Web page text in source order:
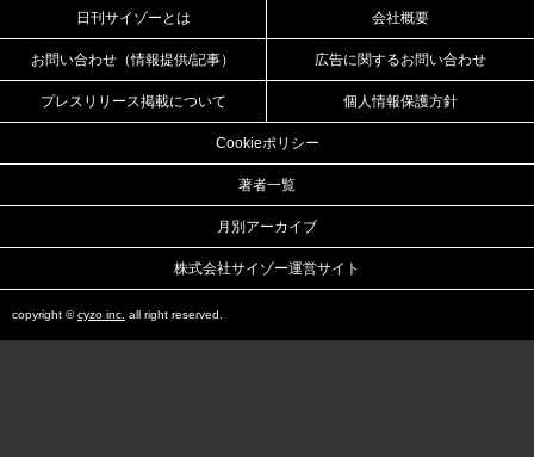
日刊サイゾーとは 会社概要
お問い合わせ（情報提供/記事） 広告に関するお問い合わせ
プレスリリース掲載について 個人情報保護方針
Cookieポリシー
著者一覧
月別アーカイブ
株式会社サイゾー運営サイト
copyright ©cyzo inc. all right reserved.